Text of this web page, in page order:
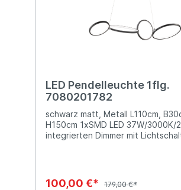
LED Pendelleuchte 1flg.
7080201782
schwarz matt, Metall L110cm,
H150cm 1xSMD LED 37W/3000K/
integrierten Dimmer mit
100,00 €* 179,00 €*